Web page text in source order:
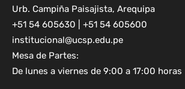
Urb. Campiña Paisajista, Arequipa
+51 54 605630 | +51 54 605600
institucional@ucsp.edu.pe
Mesa de Partes:
De lunes a viernes de 9:00 a 17:00 horas